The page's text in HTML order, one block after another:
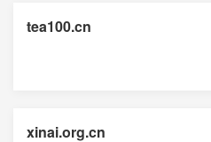
tea100.cn
xinai.org.cn